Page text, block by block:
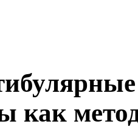
как